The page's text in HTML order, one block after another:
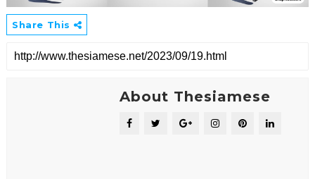
Share This
About Thesiamese